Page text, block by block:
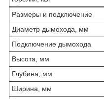
Размеры и подключение
Диаметр дымохода, мм
Подключение дымохода
Высота, мм
Глубина, мм
Ширина, мм